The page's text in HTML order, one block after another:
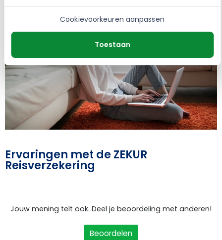
Cookievoorkeuren aanpassen
Toestaan
Ervaringen met de ZEKUR
Reisverzekering
Jouw mening telt ook. Deel je beoordeling met anderen!
Beoordelen